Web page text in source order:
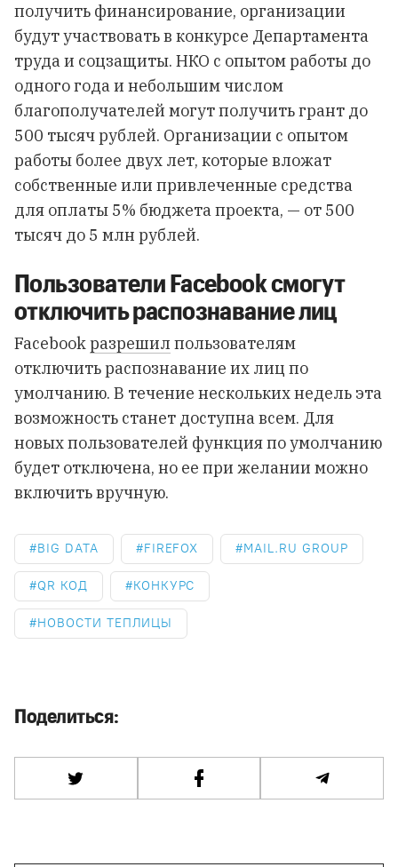
получить финансирование, организации
будут участвовать в конкурсе Департамента
труда и соцзащиты. НКО с опытом работы до
одного года и небольшим числом
благополучателей могут получить грант до
500 тысяч рублей. Организации с опытом
работы более двух лет, которые вложат
собственные или привлеченные средства
для оплаты 5% бюджета проекта, — от 500
тысяч до 5 млн рублей.
Пользователи Facebook смогут
отключить распознавание лиц
Facebookразрешил пользователям
отключить распознавание их лиц по
умолчанию. В течение нескольких недель эта
возможность станет доступна всем. Для
новых пользователей функция по умолчанию
будет отключена, но ее при желании можно
включить вручную.
BIG DATA FIREFOX MAIL.RU GROUP
QR КОД КОНКУРС
НОВОСТИ ТЕПЛИЦЫ
Поделиться: